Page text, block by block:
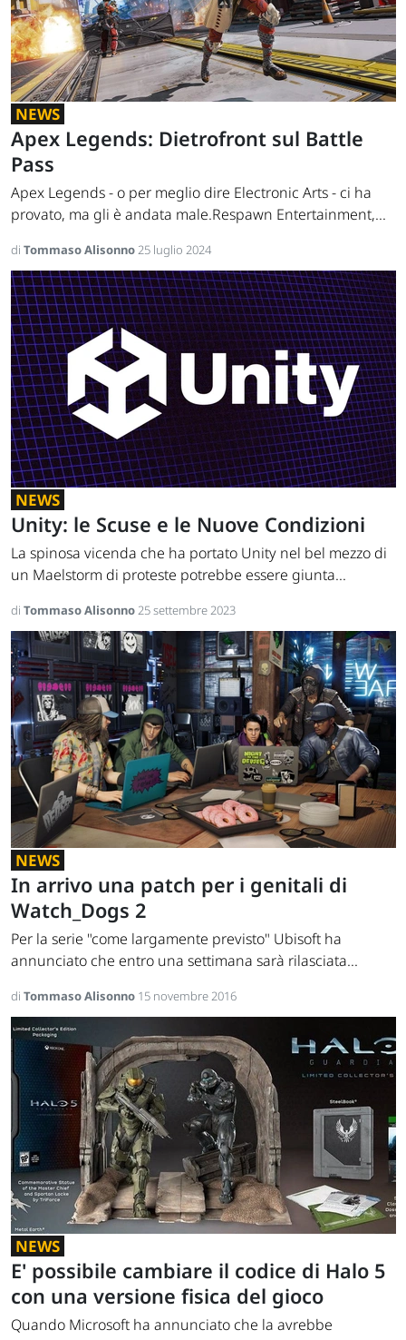
NEWS
Apex Legends: Dietrofront sul Battle
Pass
Apex Legends - o per meglio dire Electronic Arts - ci ha
provato, ma gli è andata male.Respawn Entertainment,...
di Tommaso Alisonno25 luglio 2024
NEWS
Unity: le Scuse e le Nuove Condizioni
La spinosa vicenda che ha portato Unity nel bel mezzo di
un Maelstorm di proteste potrebbe essere giunta...
di Tommaso Alisonno25 settembre 2023
NEWS
In arrivo una patch per i genitali di
Watch_Dogs 2
Per la serie "come largamente previsto" Ubisoft ha
annunciato che entro una settimana sarà rilasciata...
di Tommaso Alisonno 15 novembre 2016
NEWS
E' possibile cambiare il codice di Halo 5
con una versione fisica del gioco
Quando Microsoft ha annunciato che la avrebbe